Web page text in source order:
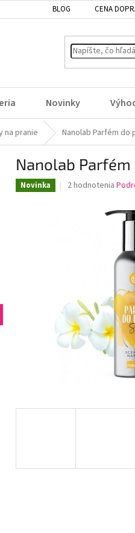
BLOG CENA
Novinky
na pranie Nanolab Parfém do
Nanolab
Novinka
Priemerné
2 hodnotenia